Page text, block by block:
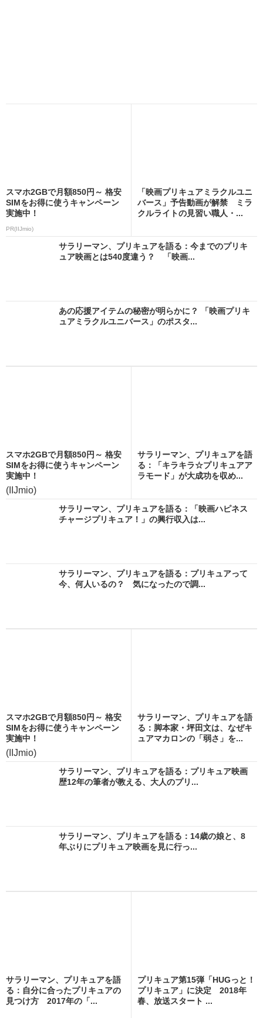
スマホ2GBで月額850円～ 格安
SIMをお得に使うキャンペーン
実施中！
PR(IIJmio)
「映画プリキュアミラクルユニ
バース」予告動画が解禁 ミラ
クルライトの見習い職人・...
サラリーマン、プリキュアを語る：今までのプリキ
ュア映画とは540度違う？ 「映画...
あの応援アイテムの秘密が明らかに？ 「映画プリキ
ュアミラクルユニバース」のポスタ...
スマホ2GBで月額850円～ 格安
SIMをお得に使うキャンペーン
実施中！
(IIJmio)
サラリーマン、プリキュアを語
る：「キラキラ☆プリキュアア
ラモード」が大成功を収め...
サラリーマン、プリキュアを語る：「映画ハピネス
チャージプリキュア！」の興行収入は...
サラリーマン、プリキュアを語る：プリキュアって
今、何人いるの？ 気になったので調...
スマホ2GBで月額850円～ 格安
SIMをお得に使うキャンペーン
実施中！
(IIJmio)
サラリーマン、プリキュアを語
る：脚本家・坪田文は、なぜキ
ュアマカロンの「弱さ」を...
サラリーマン、プリキュアを語る：プリキュア映画
歴12年の筆者が教える、大人のプリ...
サラリーマン、プリキュアを語る：14歳の娘と、8
年ぶりにプリキュア映画を見に行っ...
サラリーマン、プリキュアを語
る：自分に合ったプリキュアの
見つけ方 2017年の「...
プリキュア第15弾「HUGっと！
プリキュア」に決定 2018年
春、放送スタート ...